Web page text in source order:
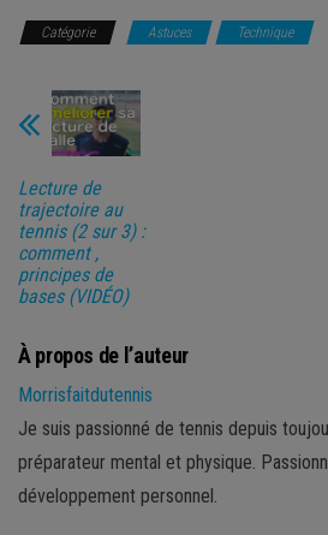
Catégorie Astuces Technique
Lecture de
trajectoire au
tennis (2 sur 3) :
comment ,
principes de
bases (VIDÉO)
À propos de l’auteur
Morrisfaitdutennis
Je suis passionné de tennis depuis
préparateur mental et physique.
développement personnel.